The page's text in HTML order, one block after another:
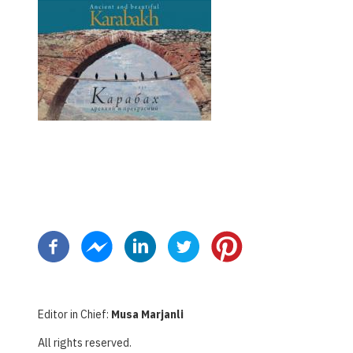
Editor in Chief: Musa Marjanli
All rights reserved.